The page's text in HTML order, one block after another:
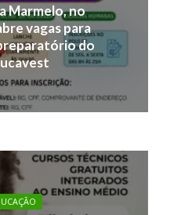
Marmelo, no
vagas para
do